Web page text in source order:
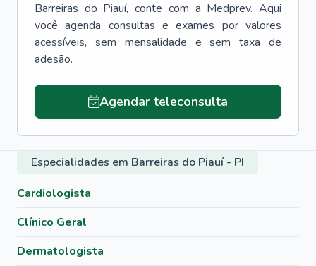
Barreiras do Piauí, conte com a Medprev. Aqui
você agenda consultas e exames por valores
acessíveis, sem mensalidade e sem taxa de
adesão.
Agendar teleconsulta
Especialidades em Barreiras do Piauí - PI
Cardiologista
Clínico Geral
Dermatologista